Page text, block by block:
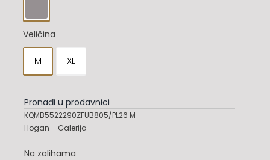
Veličina
M XL
Pronađi u prodavnici
KQMB5522290ZFUB805/PL26 M
Hogan – Galerija
Na zalihama